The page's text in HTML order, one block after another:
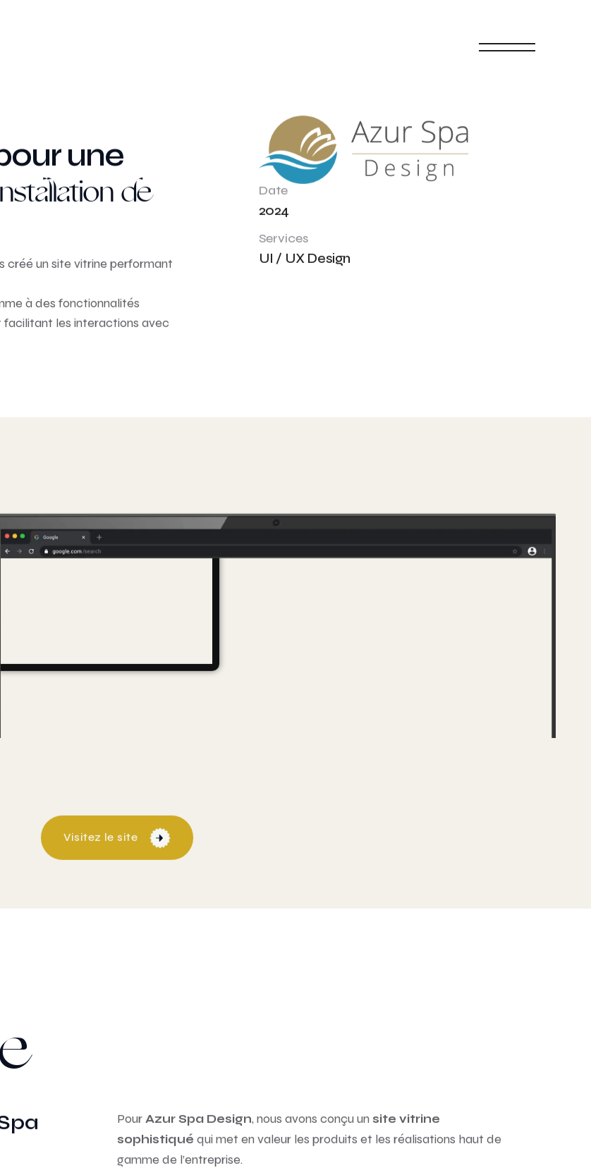
une
de
créé un site vitrine performant
à des fonctionnalités
facilitant les interactions avec
Date
2024
Services
UI / UX Design
Visitez le site
Pour Azur Spa Design, nous avons conçu un site vitrine
sophistiqué qui met en valeur les produits et les réalisations haut de
gamme de l’entreprise.